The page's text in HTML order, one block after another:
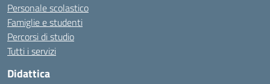
Personale scolastico
Famiglie e studenti
Percorsi di studio
Tutti i servizi
Didattica